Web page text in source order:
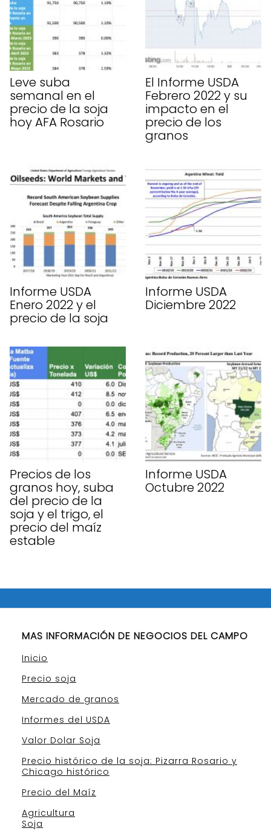
Leve suba
semanal en el
precio de la soja
hoy AFA Rosario
El Informe USDA
Febrero 2022 y su
impacto en el
precio de los
granos
Informe USDA
Enero 2022 y el
precio de la soja
Informe USDA
Diciembre 2022
Precios de los
granos hoy, suba
del precio de la
soja y el trigo, el
precio del maíz
estable
Informe USDA
Octubre 2022
MAS INFORMACIÓN DE NEGOCIOS DEL CAMPO
Inicio
Precio soja
Mercado de granos
Informes del USDA
Valor Dolar Soja
Precio histórico de la soja: Pizarra Rosario y
Chicago histórico
Precio del Maíz
Agricultura
Soja